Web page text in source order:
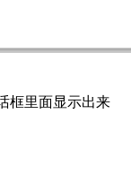
框里面显示出来